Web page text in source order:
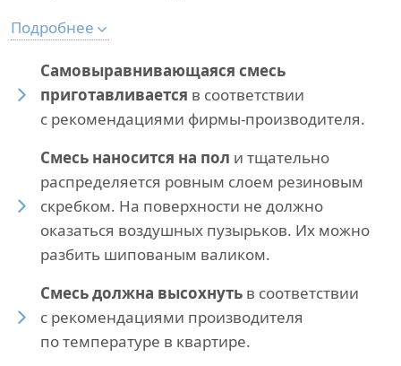
Подробнее
Самовыравнивающаяся смесь
приготавливается в соответствии
с рекомендациями фирмы-производителя.
Смесь наносится на пол и тщательно
распределяется ровным слоем резиновым
скребком. На поверхности не должно
оказаться воздушных пузырьков. Их можно
разбить шипованым валиком.
Смесь должна высохнуть в соответствии
с рекомендациями производителя
по температуре в квартире.